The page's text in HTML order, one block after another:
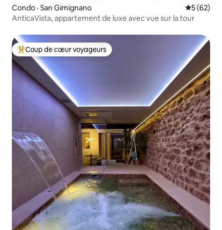
Condo · San Gimignano Note
5 (62)
AnticaVista, appartement de luxe avec vue sur la tour
Coup de cœur voyageurs parmi les plus aimés
Coup de cœur voyageurs